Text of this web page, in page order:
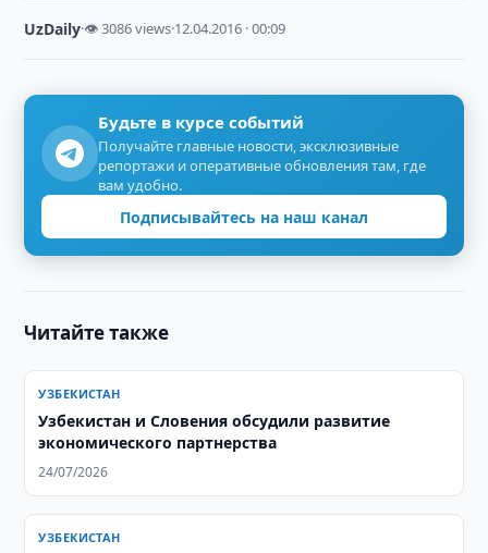
UzDaily·👁 3086 views·12.04.2016 · 00:09
Будьте в курсе событий
Получайте главные новости, эксклюзивные
репортажи и оперативные обновления там, где
вам удобно.
Подписывайтесь на наш канал
Читайте также
УЗБЕКИСТАН
Узбекистан и Словения обсудили развитие
экономического партнерства
24/07/2026
УЗБЕКИСТАН